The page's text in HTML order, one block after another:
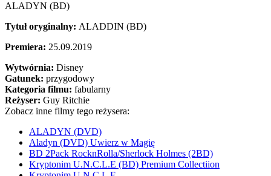
ALADYN (BD)
Tytuł oryginalny: ALADDIN (BD)
Premiera: 25.09.2019
Wytwórnia: Disney
Gatunek: przygodowy
Kategoria filmu: fabularny
Reżyser: Guy Ritchie
Zobacz inne filmy tego reżysera:
ALADYN (DVD)
Aladyn (DVD) Uwierz w Magię
BD 2Pack RocknRolla/Sherlock Holmes (2BD)
Kryptonim U.N.C.L.E (BD) Premium Collectiion